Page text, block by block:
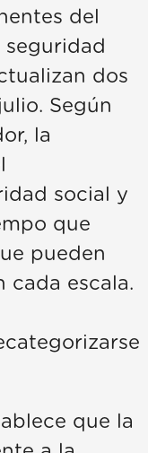
del
dos
Según
la
social y
que
pueden
cada escala.
que la